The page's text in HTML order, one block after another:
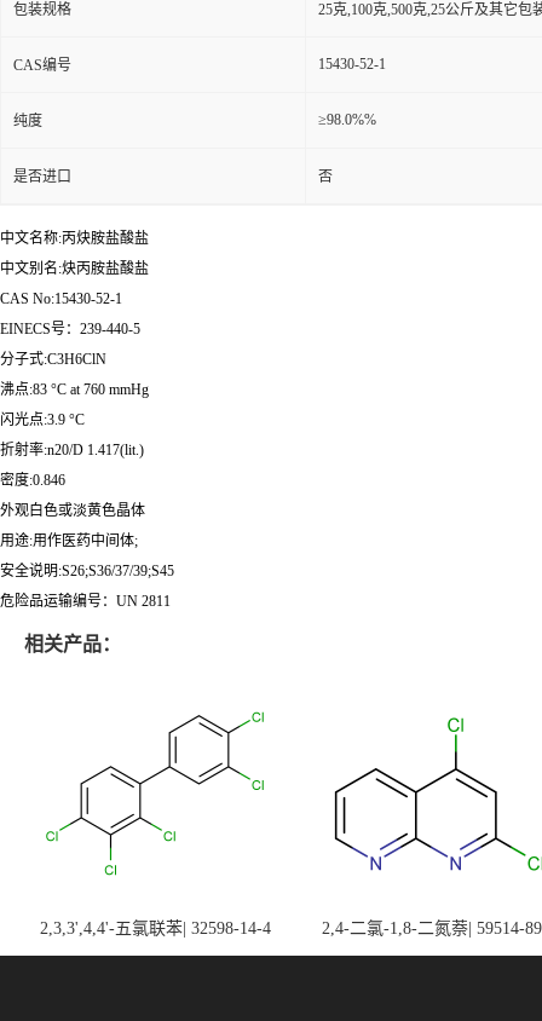
包装规格 25克,100克,500克,25公斤及其它包
CAS编号 15430-52-1
纯度 ≥98.0%%
是否进口 否
中文名称:丙炔胺盐酸盐
中文别名:炔丙胺盐酸盐
CAS No:15430-52-1
EINECS号：239-440-5
分子式:C3H6ClN
沸点:83 °C at 760 mmHg
闪光点:3.9 °C
折射率:n20/D 1.417(lit.)
密度:0.846
外观白色或淡黄色晶体
用途:用作医药中间体;
安全说明:S26;S36/37/39;S45
危险品运输编号：UN 2811
相关产品：
2,3,3',4,4'-五氯联苯| 32598-14-4 2,4-二氯-1,8-二氮萘| 59514-